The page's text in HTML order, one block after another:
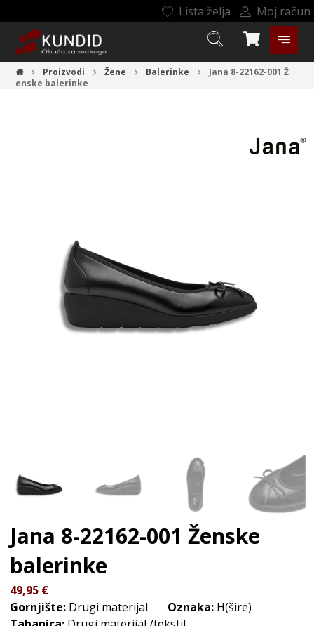
Lista želja Moj račun
Proizvodi Žene Balerinke Jana 8-22162-001Ž
enske balerinke
Jana 8-22162-001Ženske
balerinke
49,95 €
Gornjište: Drugi materijal Oznaka: H(šire)